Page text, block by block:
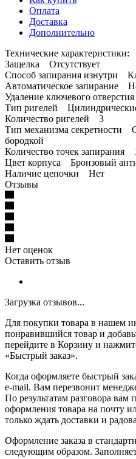
Оплата
Доставка
Дополнительно
Технические характеристики:
Защелка Отсутствует
Способ запирания изнутри
Автоматическое запирание
Удаление ключевого
Тип ригелей
Количество ригелей 3
Тип механизма секретности
бородкой
Количество точек запирания
Цвет корпуса Бронзовый
Наличие цепочки Нет
Отзывы
Нет оценок
Оставить отзыв
Загрузка отзывов...
Для покупки товара в нашем
понравившийся товар и
перейдите в Корзину и
«Быстрый заказ».
Когда оформляете быстрый
e-mail. Вам перезвонит
По результатам разговора вам
оформления товара на почту
только ждать доставки и
Оформление заказа в
следующим образом.